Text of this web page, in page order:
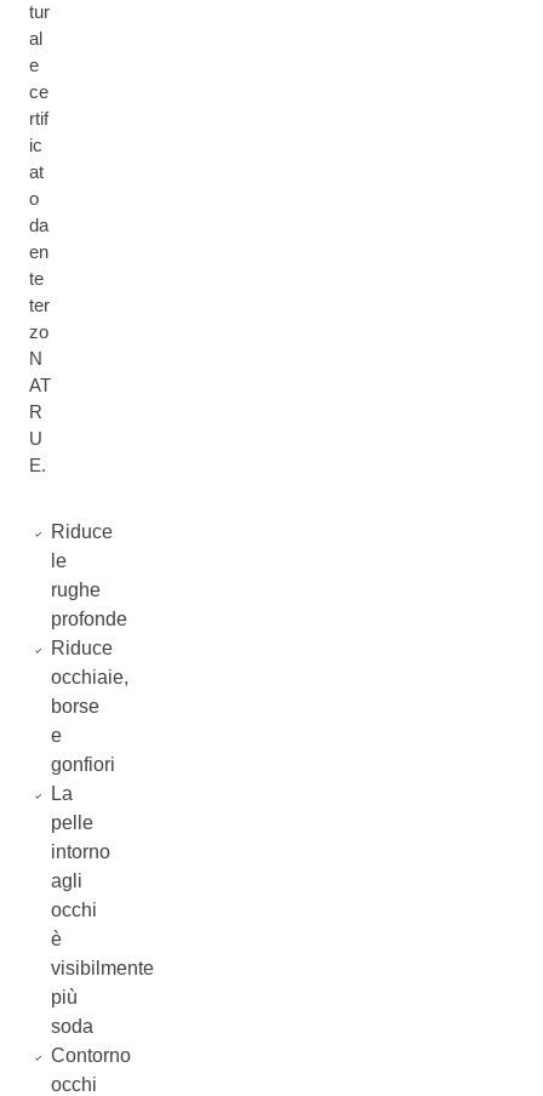
tur
al
e
ce
rtif
ic
at
o
da
en
te
ter
zo
N
AT
R
U
E.
Riduce
le
rughe
profonde
Riduce
occhiaie,
borse
e
gonfiori
La
pelle
intorno
agli
occhi
è
visibilmente
più
soda
Contorno
occhi